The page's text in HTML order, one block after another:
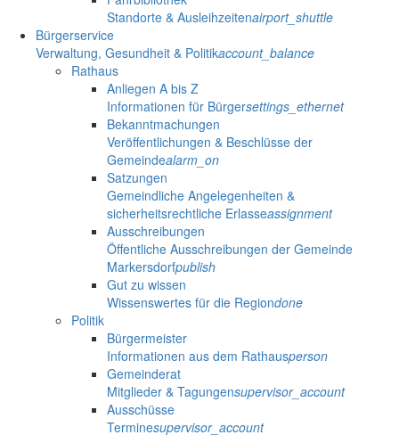
Standorte & Ausleihzeitenairport_shuttle
Bürgerservice
Verwaltung, Gesundheit & Politikaccount_balance
Rathaus
Anliegen A bis Z
Informationen für Bürgersettings_ethernet
Bekanntmachungen
Veröffentlichungen & Beschlüsse der
Gemeindealarm_on
Satzungen
Gemeindliche Angelegenheiten &
sicherheitsrechtliche Erlasseassignment
Ausschreibungen
Öffentliche Ausschreibungen der Gemeinde
Markersdorfpublish
Gut zu wissen
Wissenswertes für die Regiondone
Politik
Bürgermeister
Informationen aus dem Rathausperson
Gemeinderat
Mitglieder & Tagungensupervisor_account
Ausschüsse
Terminesupervisor_account